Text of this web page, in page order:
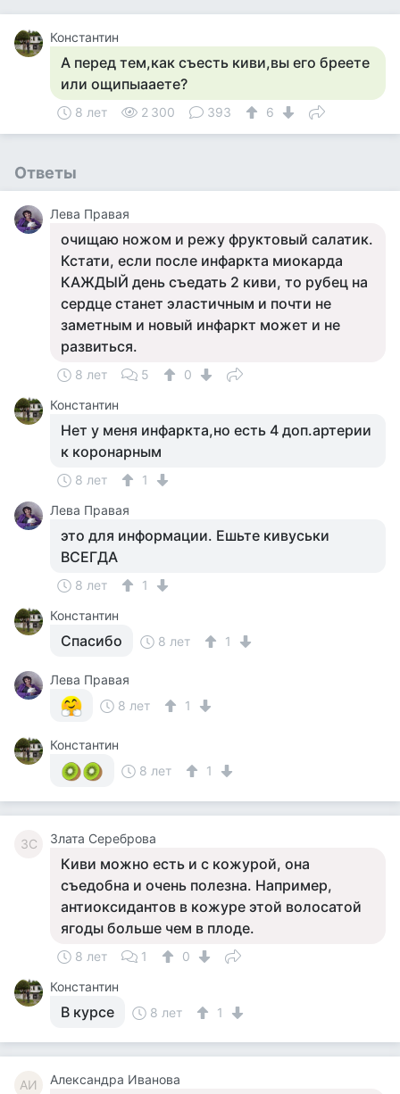
Константин
А перед тем,как съесть киви,вы его бреете
или ощипыааете?
8 лет 2 300 393 6
Ответы
Лева Правая
очищаю ножом и режу фруктовый салатик.
Кстати, если после инфаркта миокарда
КАЖДЫЙ день съедать 2 киви, то рубец на
сердце станет эластичным и почти не
заметным и новый инфаркт может и не
развиться.
8 лет 5
0
Константин
Нет у меня инфаркта,но есть 4 доп.артерии
к коронарным
8 лет
1
Лева Правая
это для информации. Ешьте кивуськи
ВСЕГДА
8 лет
1
Константин
Спасибо 8 лет 1
Лева Правая
8 лет
1
Константин
8 лет
1
ЗС Злата Сереброва
Киви можно есть и с кожурой, она
съедобна и очень полезна. Например,
антиоксидантов в кожуре этой волосатой
ягоды больше чем в плоде.
8 лет 1
0
Константин
В курсе 8 лет 1
АИ Александра Иванова